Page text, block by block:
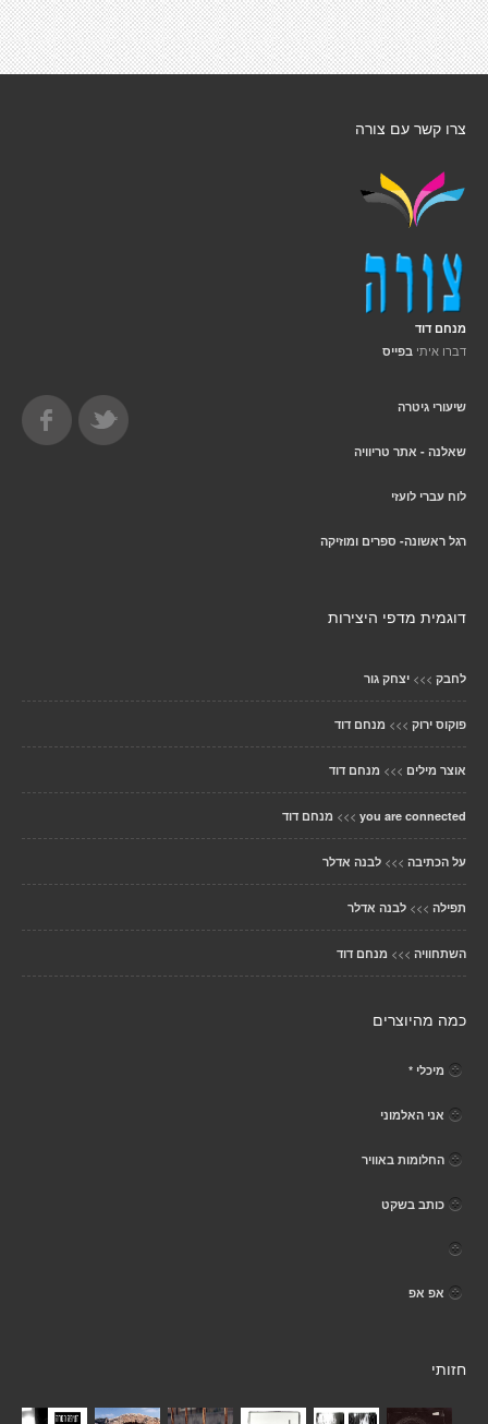
צרו קשר עם צורה
מנחם דוד
דברו איתי בפייס
שיעורי גיטרה
שאלנה - אתר טריוויה
לוח עברי לועזי
רגל ראשונה- ספרים ומוזיקה
דוגמית מדפי היצירות
לחבק >>> יצחק גור
פוקוס ירוק >>> מנחם דוד
אוצר מילים >>> מנחם דוד
you are connected
>>> מנחם דוד
על הכתיבה >>> לבנה אדלר
תפילה >>> לבנה אדלר
השתחוויה >>> מנחם דוד
כמה מהיוצרים
מיכלי *
אני האלמוני
החלומות באוויר
כותב בשקט
אפ אפ
חזותי